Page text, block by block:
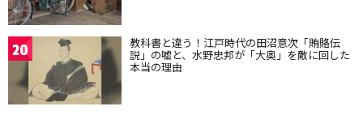
20 教科書と違う！江戸時代の田沼意次「賄賂伝
説」の嘘と、水野忠邦が「大奥」を敵に回した
本当の理由